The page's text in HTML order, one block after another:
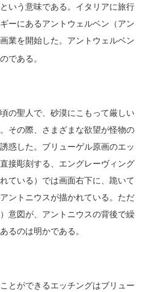
いう意味である。イタリアに旅行
ーにあるアントウェルベン（アン
業を開始した。アントウェルベン
である。
の聖人で、砂漠にこもって厳しい
その際、さまざまな欲望が怪物の
惑した。ブリューゲル原画のエッ
接彫刻する、エングレーヴィング
ている）では画面右下に、跪いて
ントニウスが描かれている。ただ
意図が、アントニウスの背後で繰
るのは明かである。
とができるエッチングはブリュー